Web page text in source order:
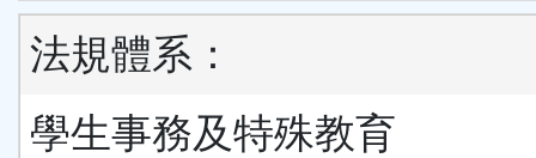
法規體系：
學生事務及特殊教育